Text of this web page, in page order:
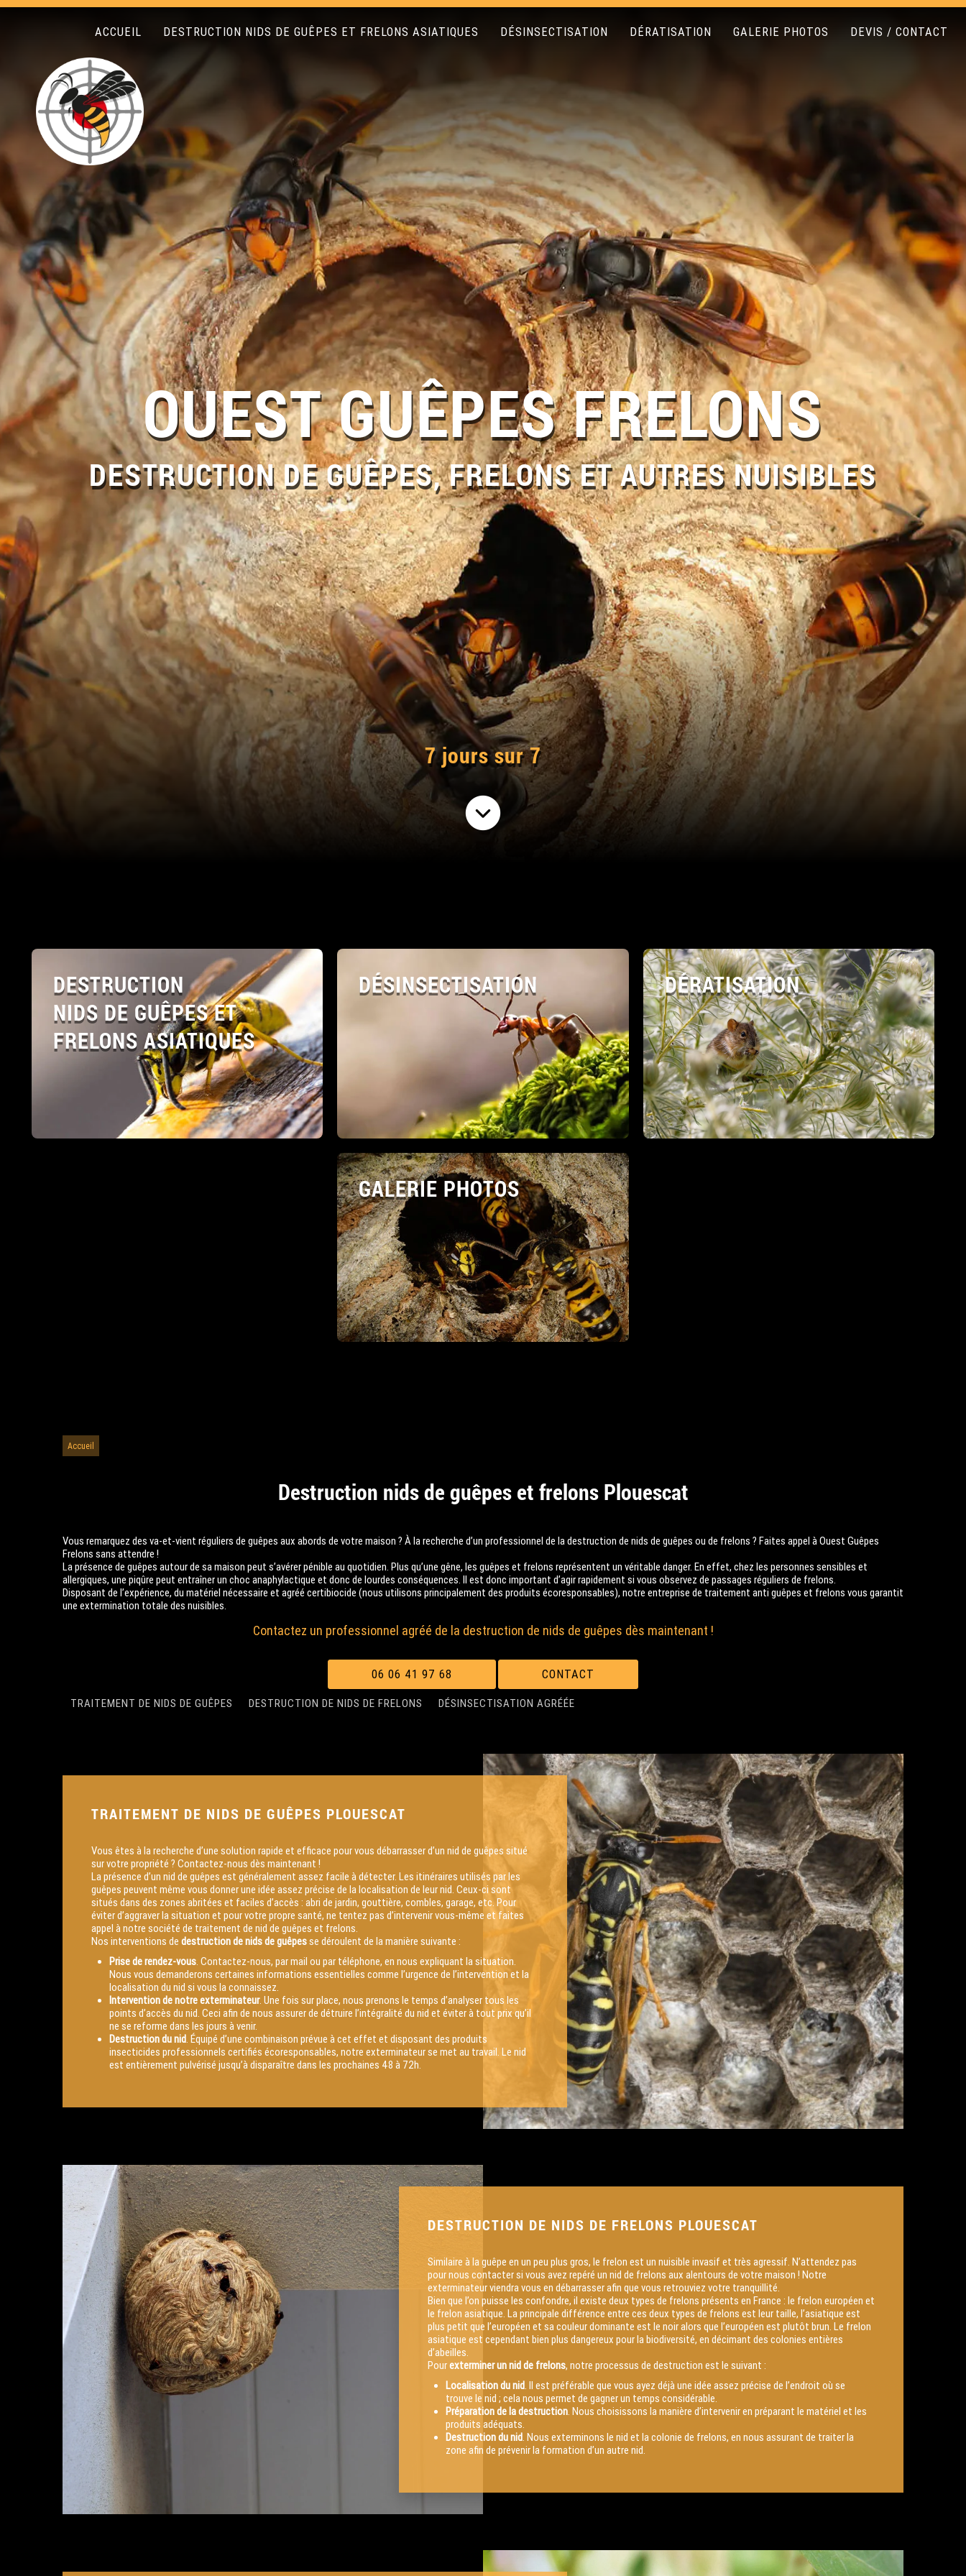
ACCUEIL DESTRUCTION NIDS DE GUÊPES ET FRELONS ASIATIQUES DÉSINSECTISATION DÉRATISATION GALERIE PHOTOS DEVIS / CONTACT
7 jours sur 7
OUEST GUÊPES FRELONS
DESTRUCTION DE GUÊPES, FRELONS ET AUTRES NUISIBLES
DESTRUCTION
NIDS DE GUÊPES ET
FRELONS ASIATIQUES
DÉSINSECTISATION DÉRATISATION
GALERIE PHOTOS
Accueil
Destruction nids de guêpes et frelons Plouescat
Vous remarquez des va-et-vient réguliers de guêpes aux abords de votre maison ? À la recherche d’un professionnel de la destruction de nids de guêpes ou de frelons ? Faites appel à Ouest Guêpes
Frelons sans attendre !
La présence de guêpes autour de sa maison peut s’avérer pénible au quotidien. Plus qu’une gêne, les guêpes et frelons représentent un véritable danger. En effet, chez les personnes sensibles et
allergiques, une piqûre peut entraîner un choc anaphylactique et donc de lourdes conséquences. Il est donc important d’agir rapidement si vous observez de passages réguliers de frelons.
Disposant de l’expérience, du matériel nécessaire et agréé certibiocide (nous utilisons principalement des produits écoresponsables), notre entreprise de traitement anti guêpes et frelons vous garantit
une extermination totale des nuisibles.
Contactez un professionnel agréé de la destruction de nids de guêpes dès maintenant !
06 06 41 97 68 CONTACT
TRAITEMENT DE NIDS DE GUÊPES DESTRUCTION DE NIDS DE FRELONS DÉSINSECTISATION AGRÉÉE
TRAITEMENT DE NIDS DE GUÊPES PLOUESCAT
Vous êtes à la recherche d’une solution rapide et efficace pour vous débarrasser d’un nid de guêpes situé
sur votre propriété ? Contactez-nous dès maintenant !
La présence d’un nid de guêpes est généralement assez facile à détecter. Les itinéraires utilisés par les
guêpes peuvent même vous donner une idée assez précise de la localisation de leur nid. Ceux-ci sont
situés dans des zones abritées et faciles d’accès : abri de jardin, gouttière, combles, garage, etc. Pour
éviter d’aggraver la situation et pour votre propre santé, ne tentez pas d’intervenir vous-même et faites
appel à notre société de traitement de nid de guêpes et frelons.
Nos interventions de destruction de nids de guêpesse déroulent de la manière suivante :
Prise de rendez-vous. Contactez-nous, par mail ou par téléphone, en nous expliquant la situation.
Nous vous demanderons certaines informations essentielles comme l’urgence de l’intervention et la
localisation du nid si vous la connaissez.
Intervention de notre exterminateur. Une fois sur place, nous prenons le temps d’analyser tous les
points d’accès du nid. Ceci afin de nous assurer de détruire l’intégralité du nid et éviter à tout prix qu’il
ne se reforme dans les jours à venir.
Destruction du nid. Équipé d’une combinaison prévue à cet effet et disposant des produits
insecticides professionnels certifiés écoresponsables, notre exterminateur se met au travail. Le nid
est entièrement pulvérisé jusqu’à disparaître dans les prochaines 48 à 72h.
DESTRUCTION DE NIDS DE FRELONS PLOUESCAT
Similaire à la guêpe en un peu plus gros, le frelon est un nuisible invasif et très agressif. N’attendez pas
pour nous contacter si vous avez repéré un nid de frelons aux alentours de votre maison ! Notre
exterminateur viendra vous en débarrasser afin que vous retrouviez votre tranquillité.
Bien que l’on puisse les confondre, il existe deux types de frelons présents en France : le frelon européen et
le frelon asiatique. La principale différence entre ces deux types de frelons est leur taille, l’asiatique est
plus petit que l’européen et sa couleur dominante est le noir alors que l’européen est plutôt brun. Le frelon
asiatique est cependant bien plus dangereux pour la biodiversité, en décimant des colonies entières
d’abeilles.
Pourexterminer un nid de frelons, notre processus de destruction est le suivant :
Localisation du nid. Il est préférable que vous ayez déjà une idée assez précise de l’endroit où se
trouve le nid ; cela nous permet de gagner un temps considérable.
Préparation de la destruction. Nous choisissons la manière d’intervenir en préparant le matériel et les
produits adéquats.
Destruction du nid. Nous exterminons le nid et la colonie de frelons, en nous assurant de traiter la
zone afin de prévenir la formation d’un autre nid.